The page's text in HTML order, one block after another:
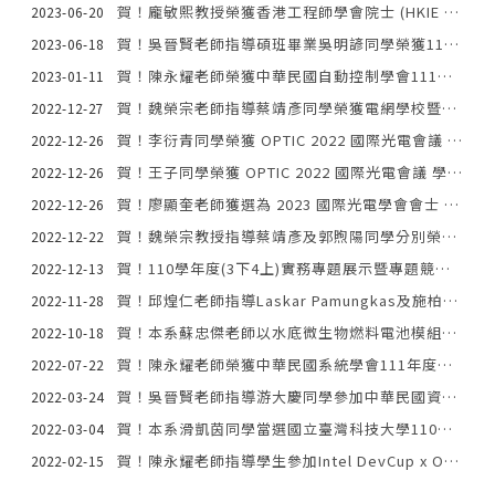
2023-06-20 賀！龐敏熙教授榮獲香港工程師學會院士 (HKIE Fellow)
2023-06-18 賀！吳晉賢老師指導碩班畢業吳明諺同學榮獲112年度消費電子學會的博碩士論文獎-佳作！
2023-01-11 賀！陳永耀老師榮獲中華民國自動控制學會111年度「青年自動控制工程獎」！
2022-12-27 賀！魏榮宗老師指導蔡靖彥同學榮獲電網學校暨人才發展聯盟傑出專題成果獎獎學金3,000元及優秀專題提案獎獎學金10,000元
2022-12-26 賀！李衍青同學榮獲 OPTIC 2022 國際光電會議 學生論文獎 (光通訊領域，廖顯奎老師指導）)
2022-12-26 賀！王子同學榮獲 OPTIC 2022 國際光電會議 學生論文獎 (光感測領域，廖顯奎老師指導）)
2022-12-26 賀！廖顯奎老師獲選為 2023 國際光電學會會士 SPIE Fellow
2022-12-22 賀！魏榮宗教授指導蔡靖彥及郭煦陽同學分別榮獲第四屆第二次電網學校暨人才發展聯盟「優秀專題提案獎」及「傑出專題成果獎」(獎金五萬元)！
2022-12-13 賀！110學年度(3下4上)實務專題展示暨專題競賽得獎隊伍
2022-11-28 賀！邱煌仁老師指導Laskar Pamungkas及施柏池同學榮獲ICT-PEP 2022國際研討會最佳論文獎！
2022-10-18 賀！本系蘇忠傑老師以水底微生物燃料電池模組應用於智慧化養豬場廢水處理系統技術榮獲「2022 未來科技獎」！
2022-07-22 賀！陳永耀老師榮獲中華民國系統學會111年度「傑出青年獎」！
2022-03-24 賀！吳晉賢老師指導游大慶同學參加中華民國資訊學會舉辦2021年「資訊學會碩博士最 佳論文獎」榮獲碩士論文佳作獎！
2022-03-04 賀！本系滑凱茵同學當選國立臺灣科技大學110學年第十六屆傑出青年。
2022-02-15 賀！陳永耀老師指導學生參加Intel DevCup x OpenVINO競賽，榮獲第三名及人氣獎！